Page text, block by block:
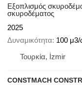
Εξοπλισμός
σκυροδέματος
2025
Δυναμικότητα 100
Τουρκία, İzmir
CONSTMACH